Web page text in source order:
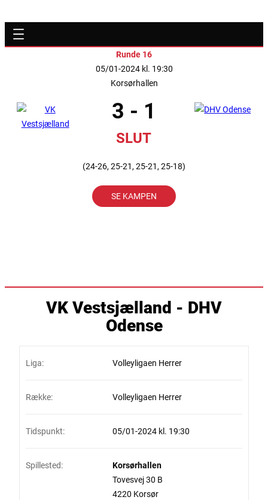
Runde 16
05/01-2024 kl. 19:30
Korsørhallen
3 - 1
SLUT
(24-26, 25-21, 25-21, 25-18)
SE KAMPEN
VK Vestsjælland - DHV
Odense
Liga: Volleyligaen Herrer
Række: Volleyligaen Herrer
Tidspunkt: 05/01-2024 kl. 19:30
Spillested:
Korsørhallen
Tovesvej 30 B
4220 Korsør